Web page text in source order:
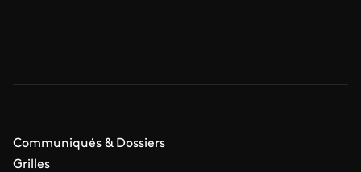
Communiqués & Dossiers
Grilles